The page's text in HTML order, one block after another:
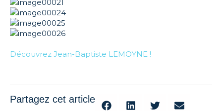
Découvrez Jean-Baptiste LEMOYNE !
Partagez cet article